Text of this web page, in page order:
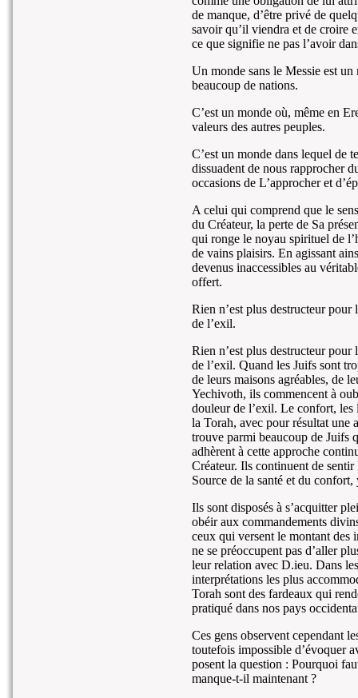
de manque, d’être privé de
savoir qu’il viendra et de croire
ce que signifie ne pas l’avoir
Un monde sans le Messie est
beaucoup de nations.
C’est un monde où, même en
valeurs des autres peuples.
C’est un monde dans lequel de
dissuadent de nous rapprocher
occasions de L’approcher et
A celui qui comprend que le
du Créateur, la perte de Sa
qui ronge le noyau spirituel de
de vains plaisirs. En agissant
devenus inaccessibles au
offert.
Rien n’est plus destructeur pour
de l’exil.
Rien n’est plus destructeur pour
de l’exil. Quand les Juifs sont
de leurs maisons agréables, de
Yechivoth, ils commencent à
douleur de l’exil. Le confort, les
la Torah, avec pour résultat une
trouve parmi beaucoup de Juifs
adhèrent à cette approche
Créateur. Ils continuent de
Source de la santé et du
Ils sont disposés à s’acquitter
obéir aux commandements
ceux qui versent le montant des
ne se préoccupent pas d’aller
leur relation avec D.ieu. Dans
interprétations les plus
Torah sont des fardeaux qui
pratiqué dans nos pays
Ces gens observent cependant
toutefois impossible d’évoquer
posent la question : Pourquoi
manque-t-il maintenant ?